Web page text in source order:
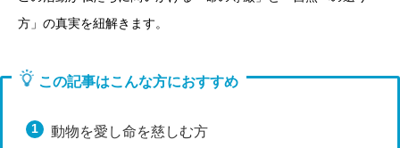
方」の真実を紐解きます。
この記事はこんな方におすすめ
動物を愛し命を慈しむ方